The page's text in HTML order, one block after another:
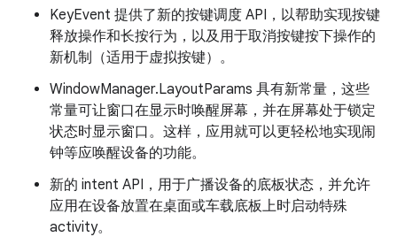
KeyEvent 提供了新的按键调度 API，以帮助实现按键
释放操作和长按行为，以及用于取消按键按下操作的
新机制（适用于虚拟按键）。
WindowManager.LayoutParams 具有新常量，这些
常量可让窗口在显示时唤醒屏幕，并在屏幕处于锁定
状态时显示窗口。这样，应用就可以更轻松地实现闹
钟等应唤醒设备的功能。
新的 intent API，用于广播设备的底板状态，并允许
应用在设备放置在桌面或车载底板上时启动特殊
activity。